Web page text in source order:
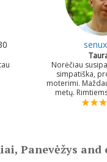
senux
Norėčiau
simpatiška,
moterimi.
metų.
Panevėžys and